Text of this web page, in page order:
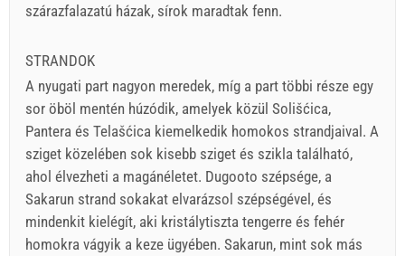
szárazfalazatú házak, sírok maradtak fenn.
STRANDOK
A nyugati part nagyon meredek, míg a part többi része egy
sor öböl mentén húzódik, amelyek közül Solišćica,
Pantera és Telašćica kiemelkedik homokos strandjaival. A
sziget közelében sok kisebb sziget és szikla található,
ahol élvezheti a magánéletet. Dugooto szépsége, a
Sakarun strand sokakat elvarázsol szépségével, és
mindenkit kielégít, aki kristálytiszta tengerre és fehér
homokra vágyik a keze ügyében. Sakarun, mint sok más